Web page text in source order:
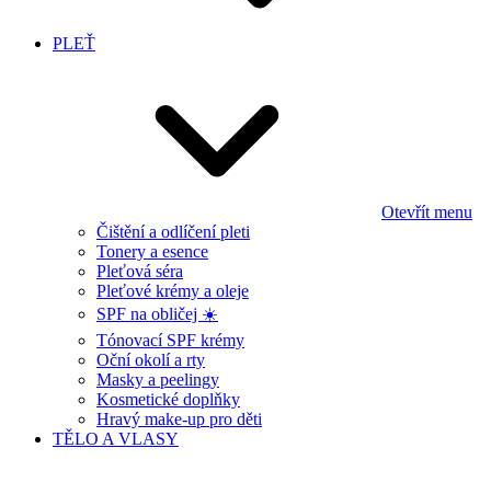
PLEŤ
Otevřít menu
Čištění a odlíčení pleti
Tonery a esence
Pleťová séra
Pleťové krémy a oleje
SPF na obličej ☀️
Tónovací SPF krémy
Oční okolí a rty
Masky a peelingy
Kosmetické doplňky
Hravý make-up pro děti
TĚLO A VLASY